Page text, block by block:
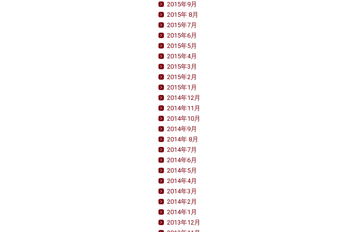
2015年9月
2015年 8月
2015年7月
2015年6月
2015年5月
2015年4月
2015年3月
2015年2月
2015年1月
2014年12月
2014年11月
2014年10月
2014年9月
2014年 8月
2014年7月
2014年6月
2014年5月
2014年4月
2014年3月
2014年2月
2014年1月
2013年12月